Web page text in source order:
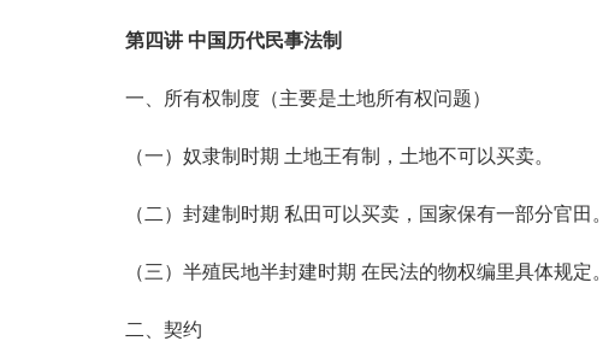
第四讲 中国历代民事法制
一、所有权制度（主要是土地所有权问题）
（一）奴隶制时期 土地王有制，土地不可以买卖。
（二）封建制时期 私田可以买卖，国家保有一部分官田。
（三）半殖民地半封建时期 在民法的物权编里具体规定。
二、契约